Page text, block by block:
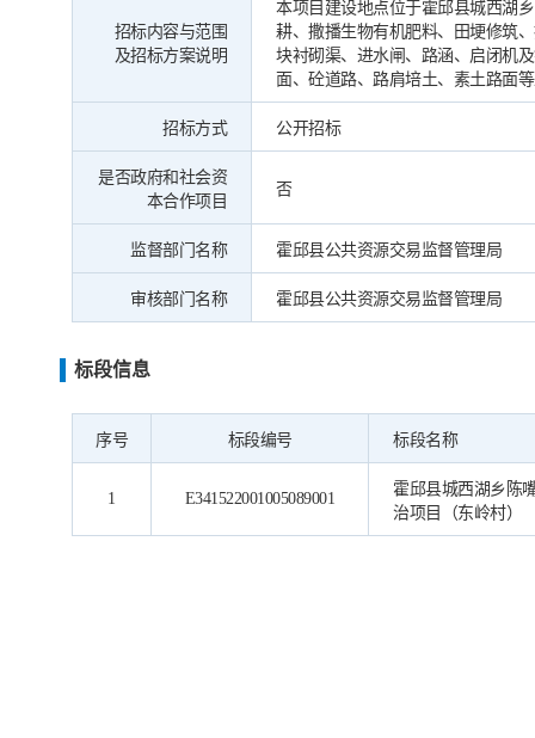
招标内容与范围
及招标方案说明
本项目建设地点位于霍邱县城西湖
耕、撒播生物有机肥料、田埂修筑
块衬砌渠、进水闸、路涵、启闭机
面、砼道路、路肩培土、素土路面
招标方式 公开招标
是否政府和社会资
本合作项目
否
监督部门名称 霍邱县公共资源交易监督管理局
审核部门名称 霍邱县公共资源交易监督管理局
标段信息
序号 标段编号 标段名称
1 E341522001005089001
霍邱县城西湖乡陈
治项目（东岭村）